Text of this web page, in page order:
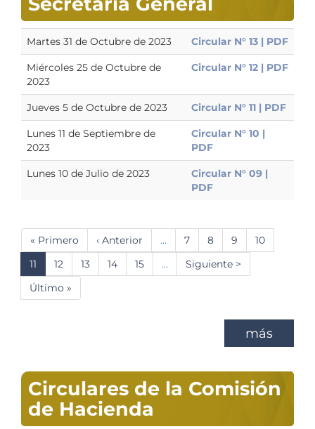
Martes 31 de Octubre de 2023 Circular N° 13 | PDF
Miércoles 25 de Octubre de
2023
Circular N° 12 | PDF
Jueves 5 de Octubre de 2023 Circular N° 11 | PDF
Lunes 11 de Septiembre de
2023
Circular N° 10 |
PDF
Lunes 10 de Julio de 2023
Circular N° 09 |
PDF
Paginación
Primera
página
« Primero
Página
anterior
‹ Anterior … Página
7 Página
8 Página
9 Página
10
Página
actual
11 Página
12 Página
13 Página
14 Página
15 …
Siguiente
página
Siguiente >
Última
página
Último »
más
Circulares de la Comisión
de Hacienda